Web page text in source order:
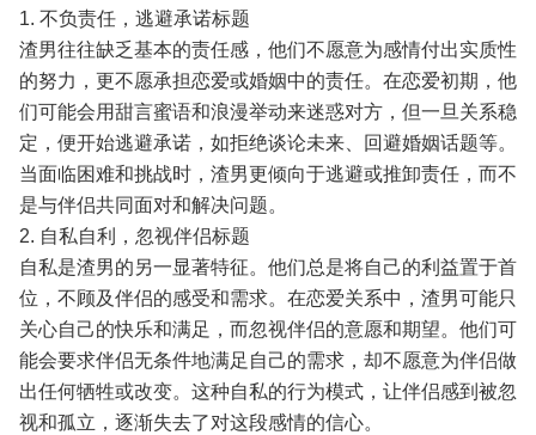
1. 不负责任，逃避承诺标题
渣男往往缺乏基本的责任感，他们不愿意为感情付出实质性
的努力，更不愿承担恋爱或婚姻中的责任。在恋爱初期，他
们可能会用甜言蜜语和浪漫举动来迷惑对方，但一旦关系稳
定，便开始逃避承诺，如拒绝谈论未来、回避婚姻话题等。
当面临困难和挑战时，渣男更倾向于逃避或推卸责任，而不
是与伴侣共同面对和解决问题。
2. 自私自利，忽视伴侣标题
自私是渣男的另一显著特征。他们总是将自己的利益置于首
位，不顾及伴侣的感受和需求。在恋爱关系中，渣男可能只
关心自己的快乐和满足，而忽视伴侣的意愿和期望。他们可
能会要求伴侣无条件地满足自己的需求，却不愿意为伴侣做
出任何牺牲或改变。这种自私的行为模式，让伴侣感到被忽
视和孤立，逐渐失去了对这段感情的信心。